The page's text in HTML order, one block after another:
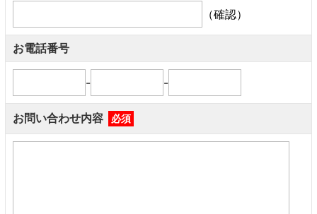
（確認）
お電話番号
- -
お問い合わせ内容 必須